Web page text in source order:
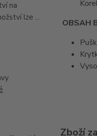
na
lze ...
OBSAH
Zboží